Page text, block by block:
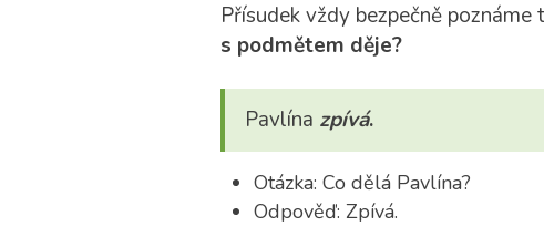
Přísudek vždy bezpečně
s podmětem děje?
Pavlína zpívá.
Otázka: Co dělá Pavlína?
Odpověď: Zpívá.